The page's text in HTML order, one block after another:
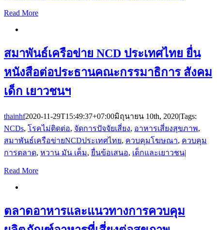
Read More
สมาพันธ์เครือข่าย NCD ประเทศไทย ยื่น
หนังสือต่อประธานคณะกรรมาธิการ สังคม
เด็ก เยาวชนฯ
thainhf2020-11-29T15:49:37+07:00มิถุนายน 10th, 2020|Tags:
NCDs, โรคไม่ติดต่อ, จัดการปัจจัยเสี่ยง, อาหารเสี่ยงสุขภาพ,
สมาพันธ์เครือข่ายNCDประเทศไทย, ควบคุมโฆษณา, ควบคุม
การตลาด, หวาน มัน เค็ม, ยื่นข้อเสนอ, เด็กและเยาวชน|
Read More
ตลาดอาหารและแนวทางการควบคุม